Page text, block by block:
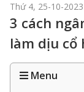
Thứ 4, 25-10-
3 cách
làm dịu cổ
Menu